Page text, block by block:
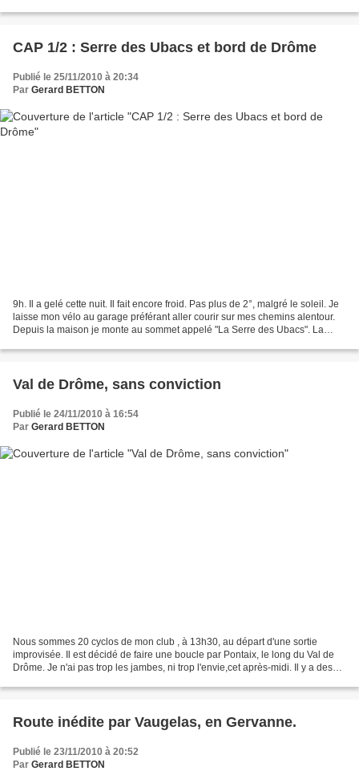
CAP 1/2 : Serre des Ubacs et bord de Drôme
Publié le 25/11/2010 à 20:34
Par Gerard BETTON
9h. Il a gelé cette nuit. Il fait encore froid. Pas plus de 2°, malgré le soleil. Je
laisse mon vélo au garage préférant aller courir sur mes chemins alentour.
Depuis la maison je monte au sommet appelé "La Serre des Ubacs". La
Val de Drôme, sans conviction
Publié le 24/11/2010 à 16:54
Par Gerard BETTON
Nous sommes 20 cyclos de mon club , à 13h30, au départ d'une sortie
improvisée. Il est décidé de faire une boucle par Pontaix, le long du Val de
Drôme. Je n'ai pas trop les jambes, ni trop l'envie,cet après-midi. Il y a des
Route inédite par Vaugelas, en Gervanne.
Publié le 23/11/2010 à 20:52
Par Gerard BETTON